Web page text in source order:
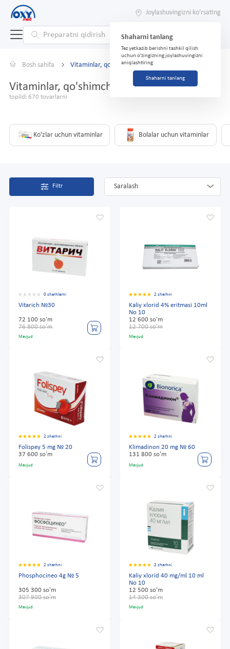
Joylashuvingizni ko'rsating
Shaharni tanlang
Tez yetkazib berishni tashkil qilish
uchun o'zingizning joylashuvingizni
aniqlashtiring
Shaharni tanlang
Bosh sahifa Vitaminlar, qo'shimchalar
Vitaminlar, qo'shimchalar
topildi 670 tovarlarni
Ko'zlar uchun vitaminlar Bolalar uchun vitaminlar
Filtr Saralash
0 sharhlarni
Vitarich №30
72 100 so'm
76 800 so'm
Mavjud
2 sharhni
Kaliy xlorid 4% eritmasi 10ml
No 10
12 600 so'm
12 700 so'm
Mavjud
2 sharhni
Folispey 5 mg № 20
37 600 so'm
Mavjud
2 sharhni
Klimadinon 20 mg № 60
131 800 so'm
Mavjud
2 sharhni
Phosphocineo 4g № 5
305 300 so'm
307 900 so'm
Mavjud
2 sharhni
Kaliy xlorid 40 mg/ml 10 ml
No 10
12 500 so'm
14 300 so'm
Mavjud